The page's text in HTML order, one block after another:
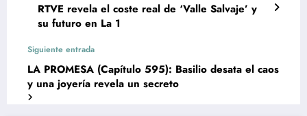
RTVE revela el coste real de ‘Valle Salvaje’ y
su futuro en La 1
Siguiente entrada
LA PROMESA (Capítulo 595): Basilio desata el caos
y una joyería revela un secreto